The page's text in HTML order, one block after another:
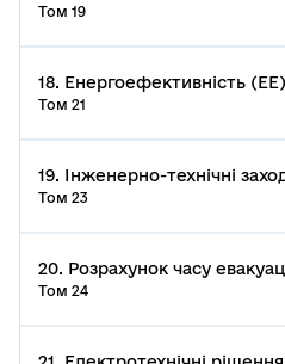
Том 19
18. Енергоефективність (ЕЕ)
Том 21
19. Інженерно-технічні
Том 23
20. Розрахунок часу
Том 24